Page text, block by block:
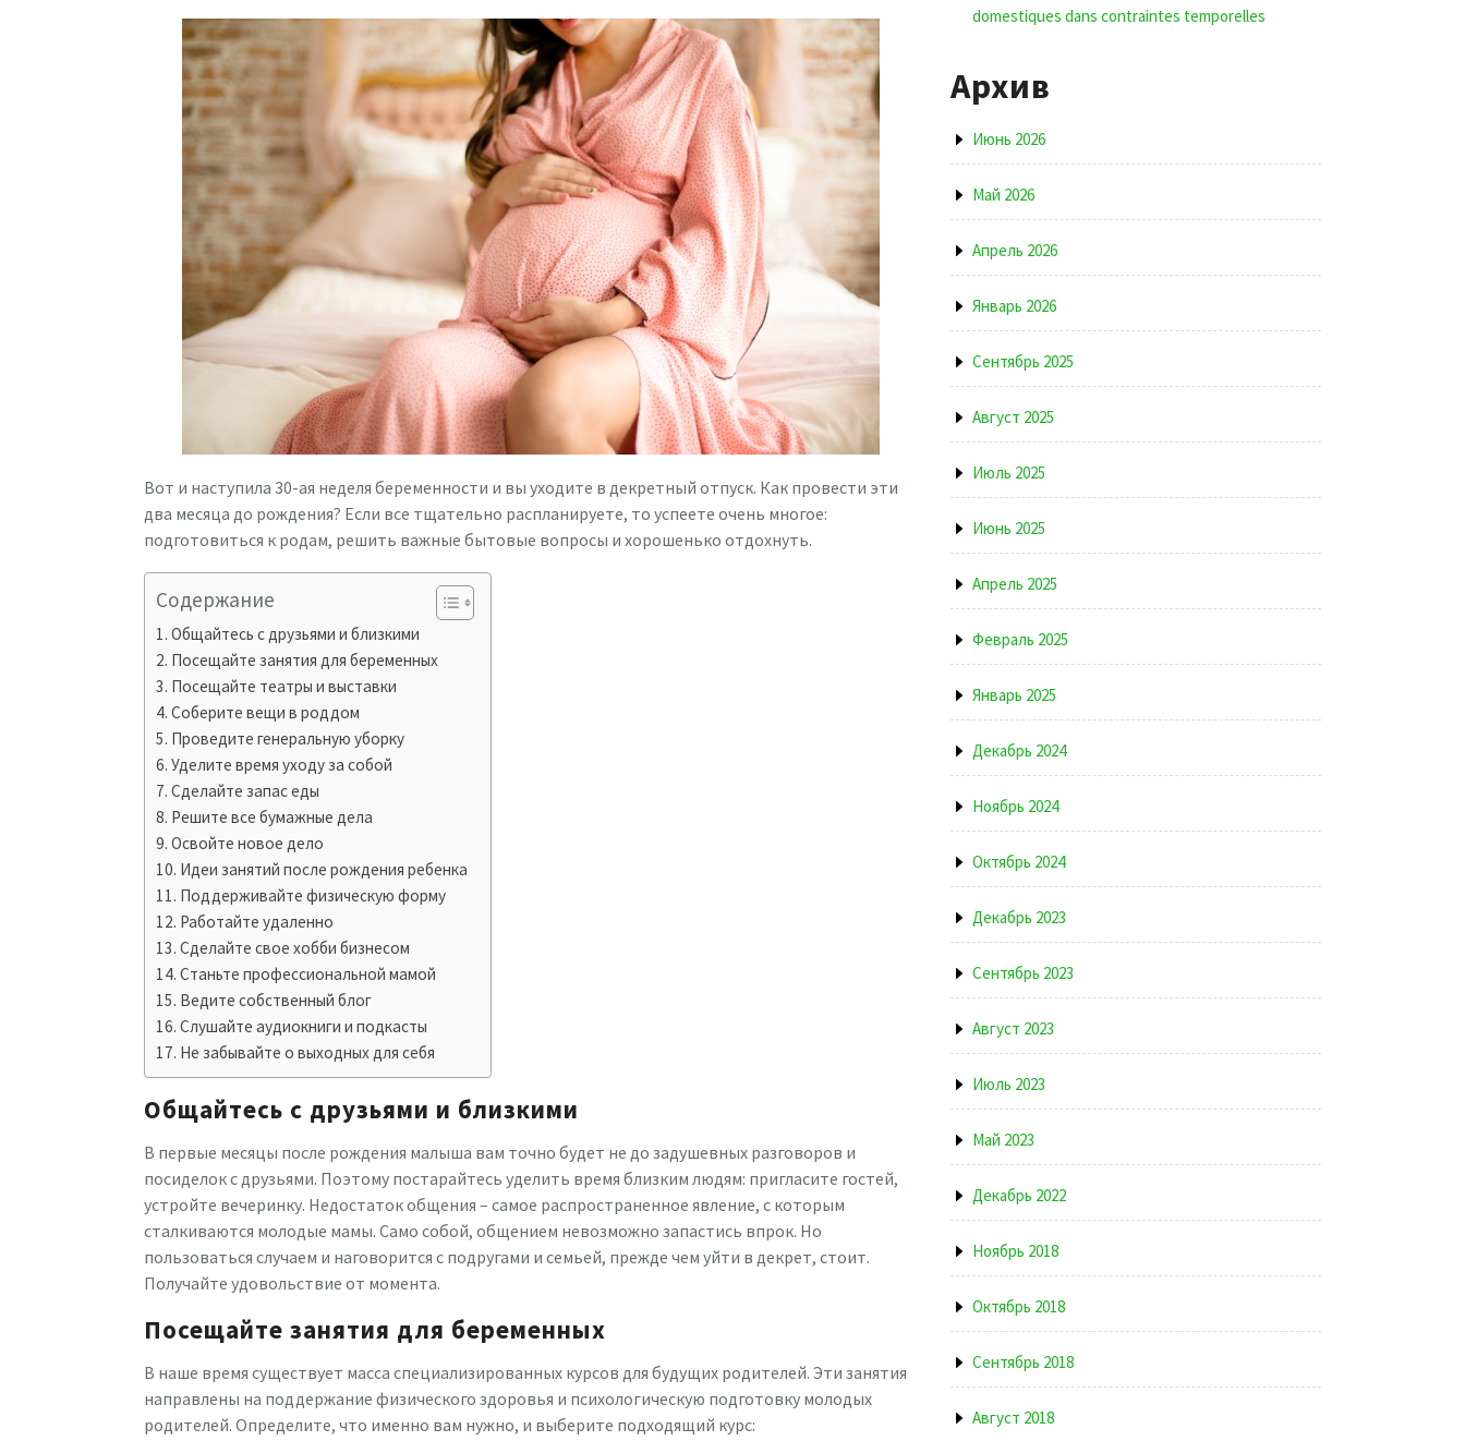
Вот и наступила 30-ая неделя беременности и вы уходите в декретный отпуск. Как провести эти
два месяца до рождения? Если все тщательно распланируете, то успеете очень многое:
подготовиться к родам, решить важные бытовые вопросы и хорошенько отдохнуть.
Содержание
Общайтесь с друзьями и близкими
Посещайте занятия для беременных
Посещайте театры и выставки
Соберите вещи в роддом
Проведите генеральную уборку
Уделите время уходу за собой
Сделайте запас еды
Решите все бумажные дела
Освойте новое дело
Идеи занятий после рождения ребенка
Поддерживайте физическую форму
Работайте удаленно
Сделайте свое хобби бизнесом
Станьте профессиональной мамой
Ведите собственный блог
Слушайте аудиокниги и подкасты
Не забывайте о выходных для себя
Общайтесь с друзьями и близкими
В первые месяцы после рождения малыша вам точно будет не до задушевных разговоров и
посиделок с друзьями. Поэтому постарайтесь уделить время близким людям: пригласите гостей,
устройте вечеринку. Недостаток общения – самое распространенное явление, с которым
сталкиваются молодые мамы. Само собой, общением невозможно запастись впрок. Но
пользоваться случаем и наговорится с подругами и семьей, прежде чем уйти в декрет, стоит.
Получайте удовольствие от момента.
Посещайте занятия для беременных
В наше время существует масса специализированных курсов для будущих родителей. Эти занятия
направлены на поддержание физического здоровья и психологическую подготовку молодых
родителей. Определите, что именно вам нужно, и выберите подходящий курс:
domestiques dans contraintes temporelles
Архив
Июнь 2026
Май 2026
Апрель 2026
Январь 2026
Сентябрь 2025
Август 2025
Июль 2025
Июнь 2025
Апрель 2025
Февраль 2025
Январь 2025
Декабрь 2024
Ноябрь 2024
Октябрь 2024
Декабрь 2023
Сентябрь 2023
Август 2023
Июль 2023
Май 2023
Декабрь 2022
Ноябрь 2018
Октябрь 2018
Сентябрь 2018
Август 2018